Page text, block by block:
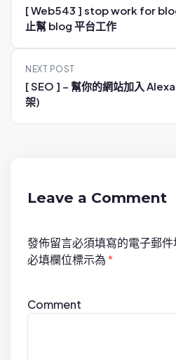
t
i
[ Web543 ] stop work for
止幫 blog 平台工作
NEXT POST
[ SEO ] – 幫你的網站加入
架)
Leave a Comment
發佈留言必須填寫的電子郵件
必填欄位標示為*
Comment